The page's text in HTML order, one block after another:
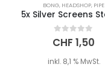
BONG, HEADSHOP, PIPE
0out of 5
CHF 1,50
inkl. 8,1 % MwSt.